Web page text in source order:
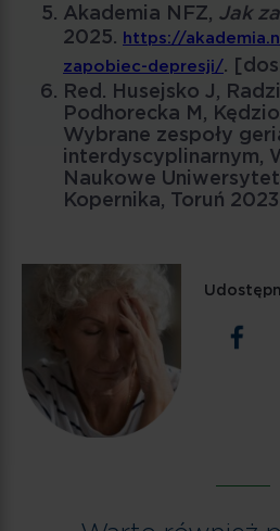
Akademia NFZ, Jak
2025. https://
zapobiec-depresji/.
Red. Husejsko J,
Podhorecka M,
Wybrane zespoły
interdyscyplinarnym,
Naukowe
Kopernika, Toruń 2023